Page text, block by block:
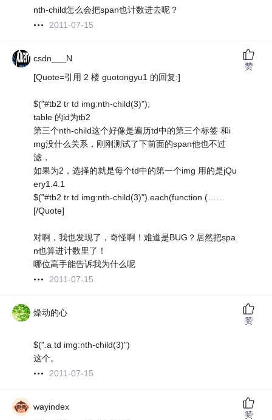
nth-child怎么会把span也计数进去呢？
2011-07-15
csdn___N
[Quote=引用 2 楼 guotongyu1 的回复:]
$("#tb2 tr td img:nth-child(3)");
table 的id为tb2
第三个nth-child这个好像是遍历td中的第三个标签 和i
mg没什么关系，刚刚测试了下前面的span他也不过
滤，
如果为2，选择的就是每个td中的第一个img 用的是jQu
ery1.4.1
$("#tb2 tr td img:nth-child(3)").each(function (……
[/Quote]
对啊，我也发现了，奇怪啊！难道是BUG？居然把spa
n也算进计数里了！
哪位高手能告诉我为什么呢
2011-07-15
赞
燥动的心
$(".a td img:nth-child(3)")
这个。
2011-07-15
赞
wayindex
赞